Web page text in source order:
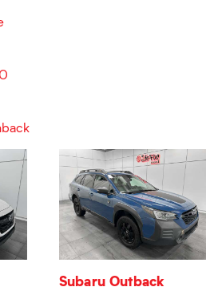
Subaru Outback